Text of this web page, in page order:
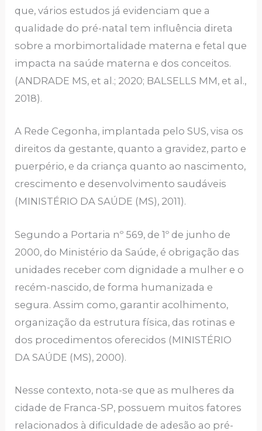
que, vários estudos já evidenciam que a
qualidade do pré-natal tem influência direta
sobre a morbimortalidade materna e fetal que
impacta na saúde materna e dos conceitos.
(ANDRADE MS, et al.; 2020; BALSELLS MM, et al.,
2018).
A Rede Cegonha, implantada pelo SUS, visa os
direitos da gestante, quanto a gravidez, parto e
puerpério, e da criança quanto ao nascimento,
crescimento e desenvolvimento saudáveis
(MINISTÉRIO DA SAÚDE (MS), 2011).
Segundo a Portaria nº 569, de 1º de junho de
2000, do Ministério da Saúde, é obrigação das
unidades receber com dignidade a mulher e o
recém-nascido, de forma humanizada e
segura. Assim como, garantir acolhimento,
organização da estrutura física, das rotinas e
dos procedimentos oferecidos (MINISTÉRIO
DA SAÚDE (MS), 2000).
Nesse contexto, nota-se que as mulheres da
cidade de Franca-SP, possuem muitos fatores
relacionados à dificuldade de adesão ao pré-